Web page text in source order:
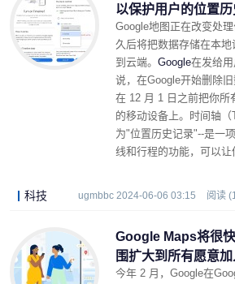
以保护用户的位置
Google地图正在改变处
久后将把数据存储在本
到云端。 Google在发给
说， 在Google开始删除旧
在 12 月 1 日 之前把你所
的移动设备上。时间轴
为"位置历史记录"--是一
线和行程的功能，可以
科技 ugmbbc 2024-06-06 03:15 阅读
Google Maps将很
围扩大到所有愿意
今年 2 月，Google在